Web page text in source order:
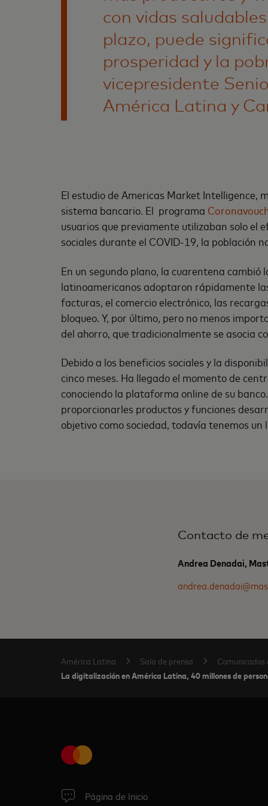
con vidas
plazo, puede
prosperidad y la
vicepresidente
América Latina y
El estudio de Americas Market Intelligence,
sistema bancario. El programa
usuarios que previamente utilizaban solo el
sociales durante el COVID-19, la población
En un segundo plano, la cuarentena cambió
latinoamericanos adoptaron rápidamente
facturas, el comercio electrónico, las
bloqueo. Y, por último, pero no menos
del ahorro, que tradicionalmente se asocia
Debido a los beneficios sociales y la
cinco meses. Ha llegado el momento de
conociendo la plataforma online de su
proporcionarles productos y funciones
objetivo como sociedad, todavía tenemos
Contacto de
Andrea Denadai,
América Latina Sala de prensa Comunicados
La digitalización en América Latina, 40 millones de
Página de Inicio